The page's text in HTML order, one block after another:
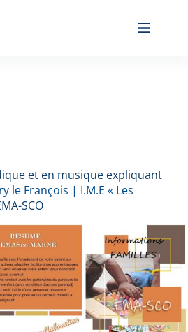
et en musique expliquant
le François | I.M.E « Les
SCO